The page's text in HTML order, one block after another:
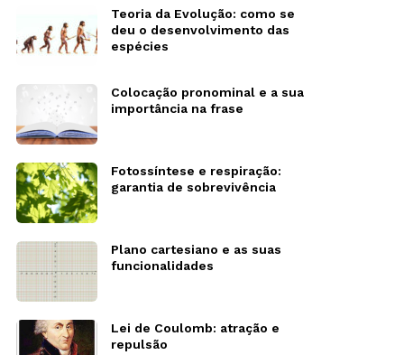
Teoria da Evolução: como se
deu o desenvolvimento das
espécies
Colocação pronominal e a sua
importância na frase
Fotossíntese e respiração:
garantia de sobrevivência
Plano cartesiano e as suas
funcionalidades
Lei de Coulomb: atração e
repulsão